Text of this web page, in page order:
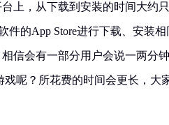
上，从下载到安装的时间大约
件的App Store进行下载、安装
相信会有一部分用户会说一两分
戏呢？所花费的时间会更长，大